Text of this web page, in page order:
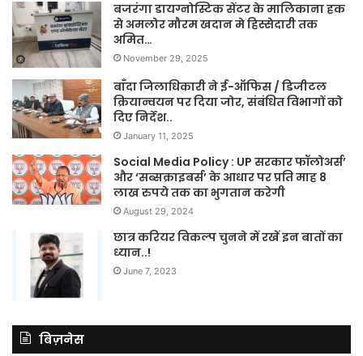
बजरंगा डायग्नोस्टिक सेंटर के मालिकाना हक
से अमलोर मौरम खदान मे हिस्सेदारी तक
अमित…
November 29, 2025
बाँदा जिलाधिकारी ने ई-ऑफिस / डिजीटल
क्रियान्वयन पर दिया जोर, संबंधित विभागों को
दिए निर्देश..
January 11, 2025
Social Media Policy : UP सरकार फॉलोअर्स’
और ‘सब्सक्राइबर्स’ के आधार पर प्रति माह 8
लाख रुपये तक का भुगतान करेगी
August 29, 2024
छात्र करियर विकल्प चुनने में रखें इन बातों का
ध्यान..!
June 7, 2023
बिज़नेस